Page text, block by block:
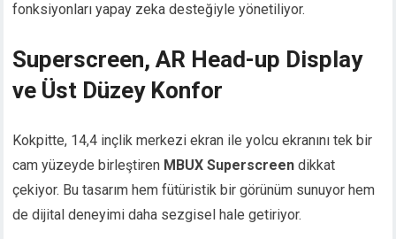
fonksiyonları yapay zeka desteğiyle yönetiliyor.
Superscreen, AR Head-up Display
ve Üst Düzey Konfor
Kokpitte, 14,4 inçlik merkezi ekran ile yolcu ekranını tek bir
cam yüzeyde birleştiren MBUX Superscreen dikkat
çekiyor. Bu tasarım hem fütüristik bir görünüm sunuyor hem
de dijital deneyimi daha sezgisel hale getiriyor.